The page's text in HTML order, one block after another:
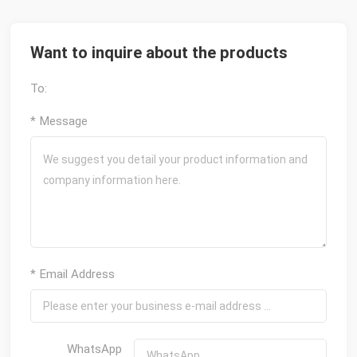
Want to inquire about the products
To:
* Message
* Email Address
WhatsApp